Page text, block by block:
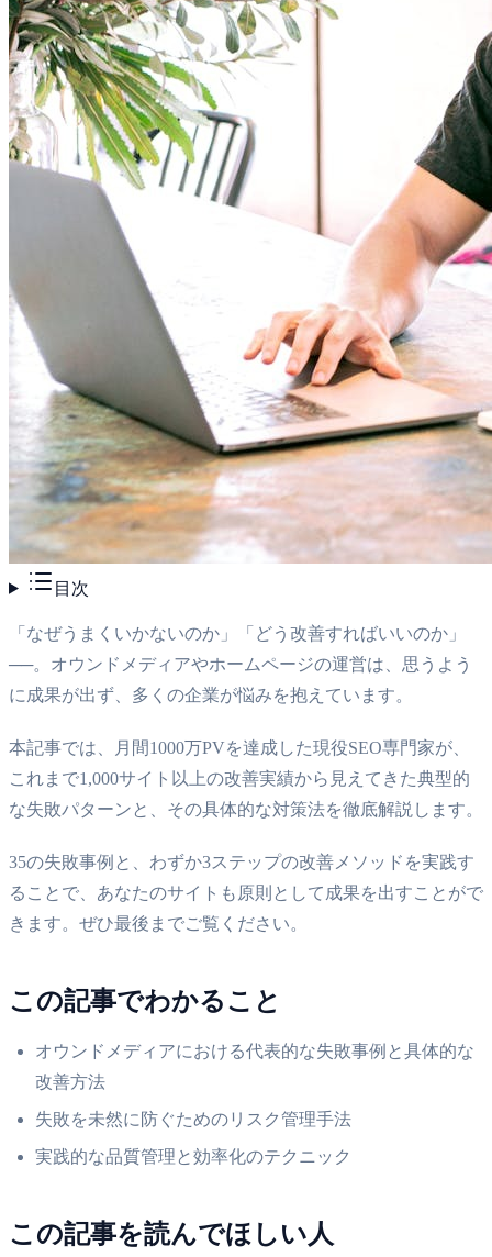
目次
「なぜうまくいかないのか」「どう改善すればいいのか」
──。オウンドメディアやホームページの運営は、思うよう
に成果が出ず、多くの企業が悩みを抱えています。
本記事では、月間1000万PVを達成した現役SEO専門家が、
これまで1,000サイト以上の改善実績から見えてきた典型的
な失敗パターンと、その具体的な対策法を徹底解説します。
35の失敗事例と、わずか3ステップの改善メソッドを実践す
ることで、あなたのサイトも原則として成果を出すことがで
きます。ぜひ最後までご覧ください。
この記事でわかること
オウンドメディアにおける代表的な失敗事例と具体的な
改善方法
失敗を未然に防ぐためのリスク管理手法
実践的な品質管理と効率化のテクニック
この記事を読んでほしい人